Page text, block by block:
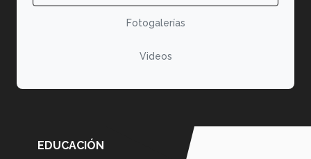
Fotogalerías
Videos
EDUCACIÓN